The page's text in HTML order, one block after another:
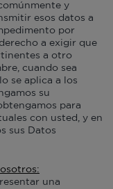
y
esos datos a
por
a exigir que
a otro
cuando sea
se aplica a los
su
para
con usted, y en
sus Datos
una